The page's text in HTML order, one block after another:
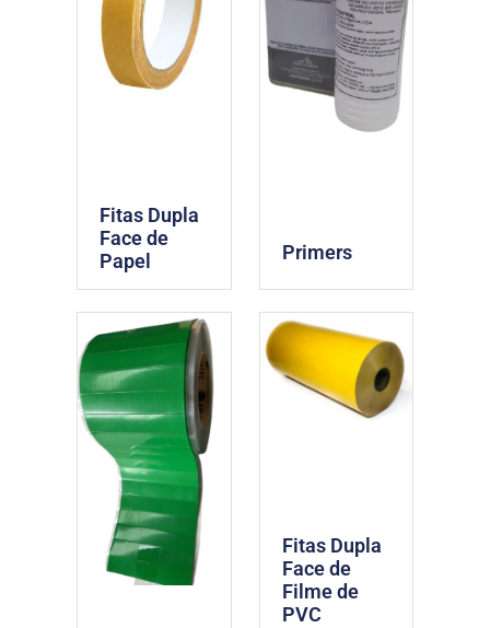
Fitas Dupla
Face de
Papel
Primers
Fitas Dupla
Face de
Filme de
PVC